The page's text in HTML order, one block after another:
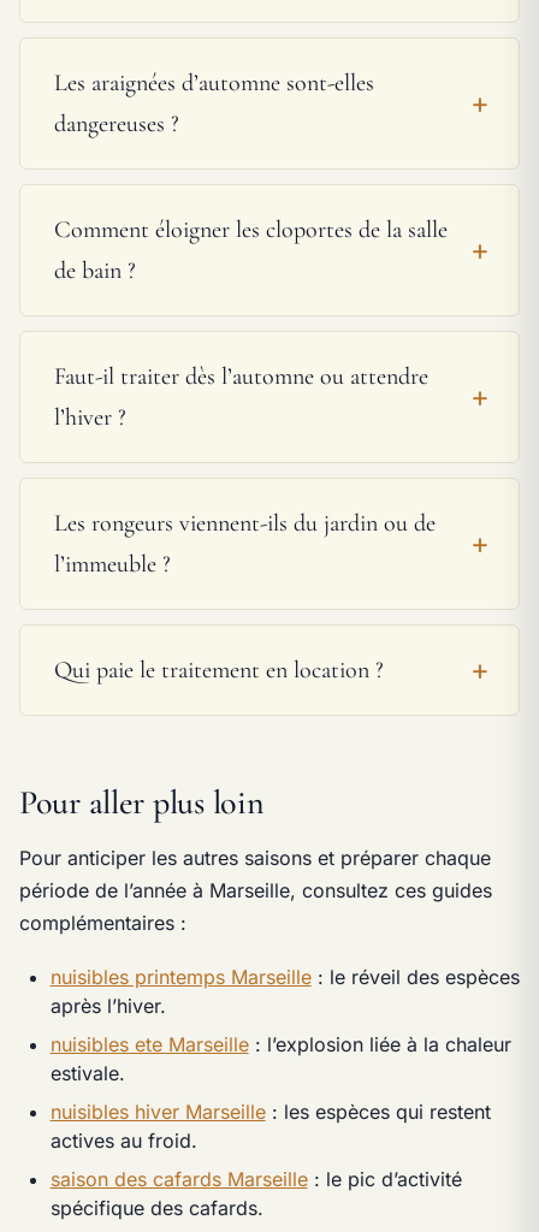
Les araignées d’automne sont-elles
dangereuses ?
Comment éloigner les cloportes de la salle
de bain ?
Faut-il traiter dès l’automne ou attendre
l’hiver ?
Les rongeurs viennent-ils du jardin ou de
l’immeuble ?
Qui paie le traitement en location ?
Pour aller plus loin
Pour anticiper les autres saisons et préparer chaque
période de l’année à Marseille, consultez ces guides
complémentaires :
nuisibles printemps Marseille: le réveil des espèces
après l’hiver.
nuisibles ete Marseille: l’explosion liée à la chaleur
estivale.
nuisibles hiver Marseille: les espèces qui restent
actives au froid.
saison des cafards Marseille: le pic d’activité
spécifique des cafards.